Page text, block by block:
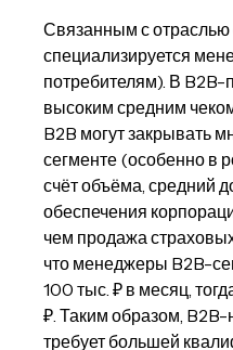
Связанным с отраслью
специализируется
потребителям). В B2B-
высоким средним
B2B могут закрывать
сегменте (особенно в
счёт объёма, средний
обеспечения
чем продажа
что менеджеры B2B-
100 тыс. ₽ в месяц,
₽. Таким образом,
требует большей